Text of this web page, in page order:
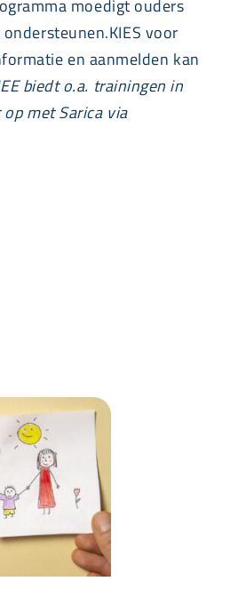
moedigt ouders
voor
en aanmelden kan
biedt o.a. trainingen in
met Sarica via